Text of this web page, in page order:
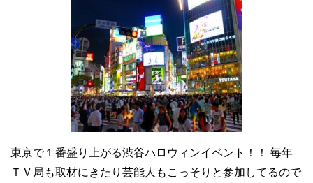
東京で１番盛り上がる渋谷ハロウィンイベント！！ 毎年
ＴＶ局も取材にきたり芸能人もこっそりと参加してるので